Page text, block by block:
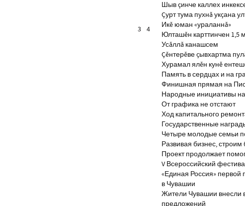
3 4
Шыв çинче каллех
Çурт тума пухнă укçана
Икĕ юман «ураланнă»
Юлташĕн карттинчен 1,5
Усăллă канашсем
Çĕнтерĕве çывхартма
Хурамал ялĕн кунĕ
Память в сердцах и на
Финишная прямая на
Народные инициативы
От графика не отстают
Ход капитального
Государственные
Четыре молодые семьи
Развивая бизнес,
Проект продолжает
V Всероссийский
«Единая Россия» первой
в Чувашии
Жители Чувашии внесли
предложений